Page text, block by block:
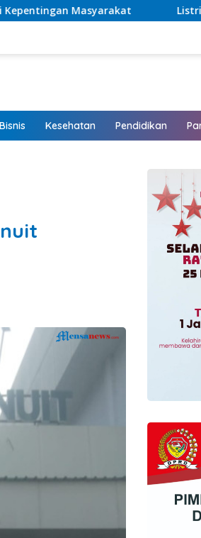
Listrik Hadir, Harapan Tumbuh:
Kesehatan Pendidikan